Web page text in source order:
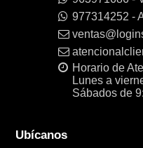
977314252 -
Horario de
Lunes a
Sábados de
Ubícanos